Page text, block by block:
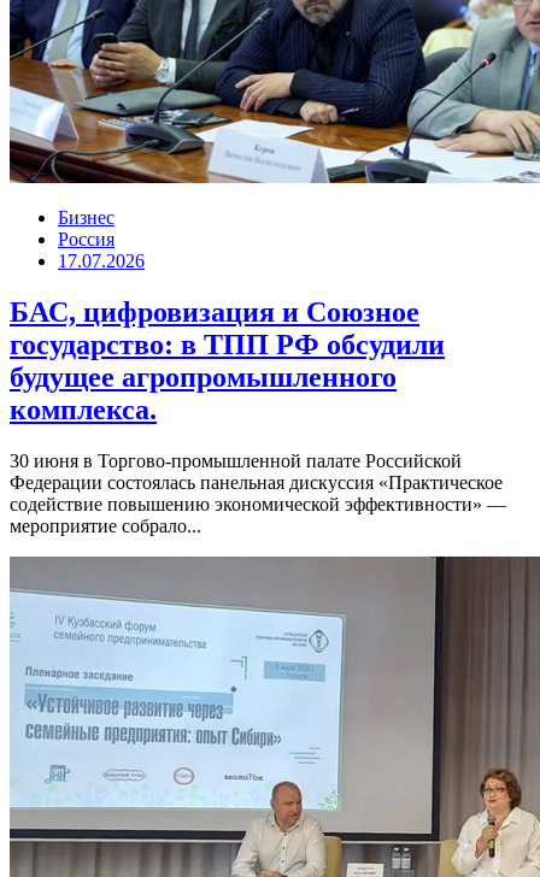
Бизнес
Россия
17.07.2026
БАС, цифровизация и Союзное
государство: в ТПП РФ обсудили
будущее агропромышленного
комплекса.
30 июня в Торгово-промышленной палате Российской
Федерации состоялась панельная дискуссия «Практическое
содействие повышению экономической эффективности» —
мероприятие собрало...